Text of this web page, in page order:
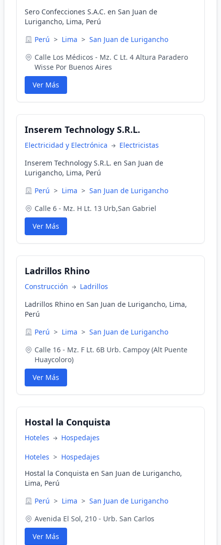
Sero Confecciones S.A.C. en San Juan de
Lurigancho, Lima, Perú
Perú > Lima > San Juan de Lurigancho
Calle Los Médicos - Mz. C Lt. 4 Altura Paradero
Wisse Por Buenos Aires
Ver Más
Inserem Technology S.R.L.
Electricidad y Electrónica
Electricistas
Inserem Technology S.R.L. en San Juan de
Lurigancho, Lima, Perú
Perú > Lima > San Juan de Lurigancho
Calle 6 - Mz. H Lt. 13 Urb,San Gabriel
Ver Más
Ladrillos Rhino
Construcción
Ladrillos
Ladrillos Rhino en San Juan de Lurigancho, Lima,
Perú
Perú > Lima > San Juan de Lurigancho
Calle 16 - Mz. F Lt. 6B Urb. Campoy (Alt Puente
Huaycoloro)
Ver Más
Hostal la Conquista
Hoteles Hospedajes
Hoteles > Hospedajes
Hostal la Conquista en San Juan de Lurigancho,
Lima, Perú
Perú > Lima > San Juan de Lurigancho
Avenida El Sol, 210 - Urb. San Carlos
Ver Más